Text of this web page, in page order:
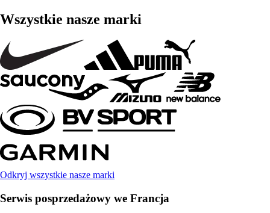
Wszystkie nasze marki
Odkryj wszystkie nasze marki
Serwis posprzedażowy we Francja